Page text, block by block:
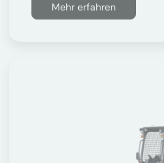
Mehr erfahren